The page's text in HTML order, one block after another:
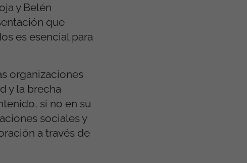
y Belén
que
es esencial para
organizaciones
y la brecha
si no en su
sociales y
a través de